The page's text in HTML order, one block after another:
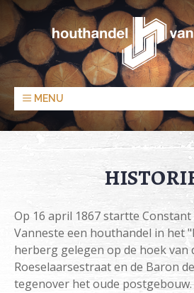
MENU
Op 16 april 1867 startte
Vanneste een houthandel in het
herberg gelegen op de hoek van
Roeselaarsestraat en de Baron
tegenover het oude postgebouw.